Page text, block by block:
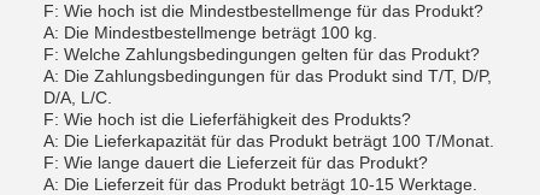
F: Wie hoch ist die Mindestbestellmenge für das Produkt?
A: Die Mindestbestellmenge beträgt 100 kg.
F: Welche Zahlungsbedingungen gelten für das Produkt?
A: Die Zahlungsbedingungen für das Produkt sind T/T, D/P,
D/A, L/C.
F: Wie hoch ist die Lieferfähigkeit des Produkts?
A: Die Lieferkapazität für das Produkt beträgt 100 T/Monat.
F: Wie lange dauert die Lieferzeit für das Produkt?
A: Die Lieferzeit für das Produkt beträgt 10-15 Werktage.